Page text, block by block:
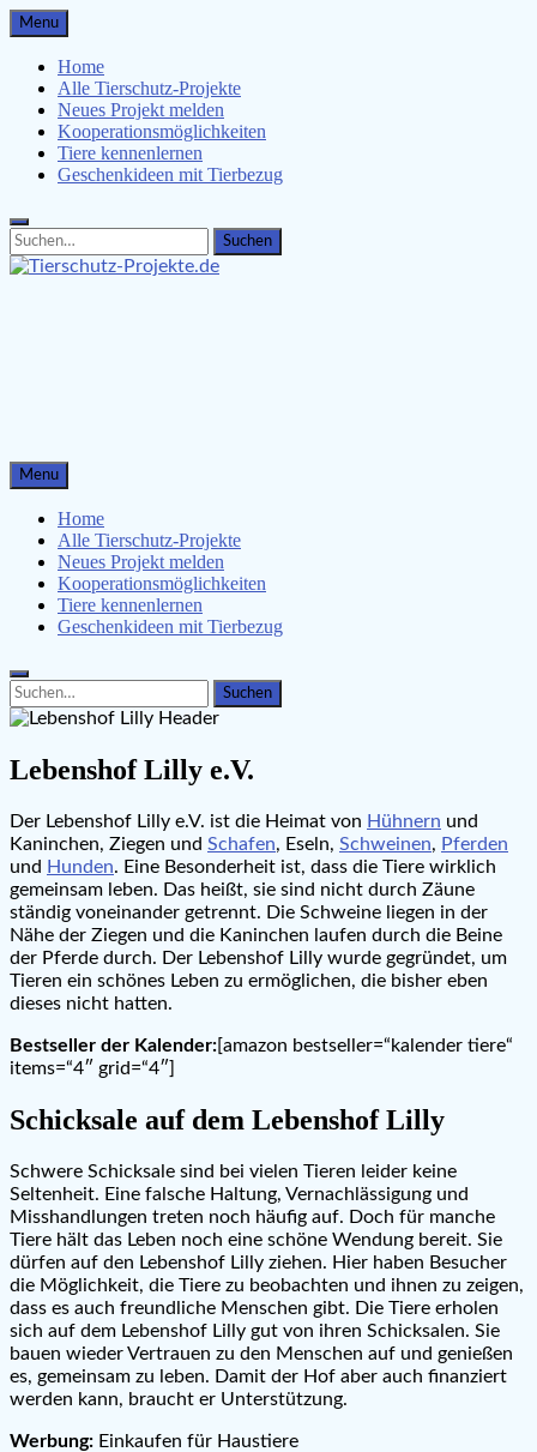
Skip
to
content
Menu
Home
Alle Tierschutz-Projekte
Neues Projekt melden
Kooperationsmöglichkeiten
Tiere kennenlernen
Geschenkideen mit Tierbezug
Search
for:
Search
Menu
Home
Alle Tierschutz-Projekte
Neues Projekt melden
Kooperationsmöglichkeiten
Tiere kennenlernen
Geschenkideen mit Tierbezug
Search
for:
Search
Lebenshof Lilly e.V.
Der Lebenshof Lilly e.V. ist die Heimat von Hühnern und
Kaninchen, Ziegen und Schafen, Eseln, Schweinen, Pferden
und Hunden. Eine Besonderheit ist, dass die Tiere wirklich
gemeinsam leben. Das heißt, sie sind nicht durch Zäune
ständig voneinander getrennt. Die Schweine liegen in der
Nähe der Ziegen und die Kaninchen laufen durch die Beine
der Pferde durch. Der Lebenshof Lilly wurde gegründet, um
Tieren ein schönes Leben zu ermöglichen, die bisher eben
dieses nicht hatten.
Bestseller der Kalender:[amazon bestseller=“kalender tiere“
items=“4″ grid=“4″]
Schicksale auf dem Lebenshof Lilly
Schwere Schicksale sind bei vielen Tieren leider keine
Seltenheit. Eine falsche Haltung, Vernachlässigung und
Misshandlungen treten noch häufig auf. Doch für manche
Tiere hält das Leben noch eine schöne Wendung bereit. Sie
dürfen auf den Lebenshof Lilly ziehen. Hier haben Besucher
die Möglichkeit, die Tiere zu beobachten und ihnen zu zeigen,
dass es auch freundliche Menschen gibt. Die Tiere erholen
sich auf dem Lebenshof Lilly gut von ihren Schicksalen. Sie
bauen wieder Vertrauen zu den Menschen auf und genießen
es, gemeinsam zu leben. Damit der Hof aber auch finanziert
werden kann, braucht er Unterstützung.
Werbung: Einkaufen für Haustiere